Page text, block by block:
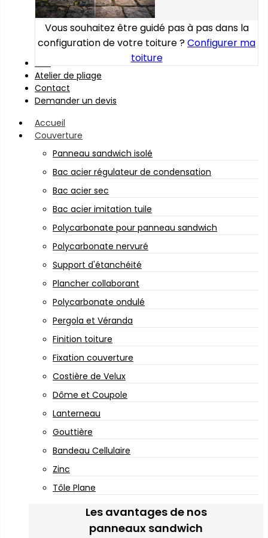
Vous souhaitez être guidé pas à pas dans la
configuration de votre toiture ?Configurer ma
toiture
Atelier de pliage
Contact
Demander un devis
Accueil
Couverture
Panneau sandwich isolé
Bac acier régulateur de condensation
Bac acier sec
Bac acier imitation tuile
Polycarbonate pour panneau sandwich
Polycarbonate nervuré
Support d'étanchéité
Plancher collaborant
Polycarbonate ondulé
Pergola et Véranda
Finition toiture
Fixation couverture
Costière de Velux
Dôme et Coupole
Lanterneau
Gouttière
Bandeau Cellulaire
Zinc
Tôle Plane
Les avantages de nos
panneaux sandwich